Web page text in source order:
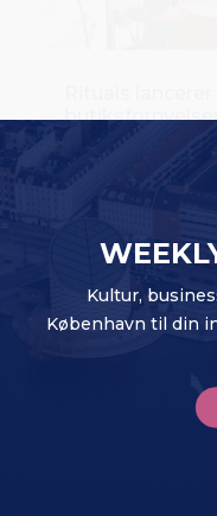
Kultur,
København til din